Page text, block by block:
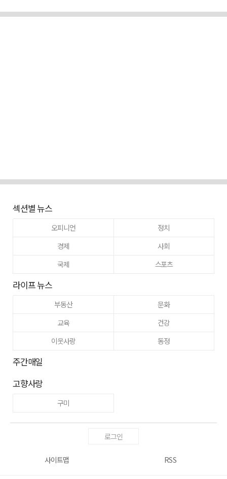
섹션별 뉴스
오피니언
정치
경제
사회
국제
스포츠
라이프 뉴스
부동산
문화
교육
건강
이웃사랑
동정
주간매일
고향사랑
구미
로그인
사이트맵 RSS